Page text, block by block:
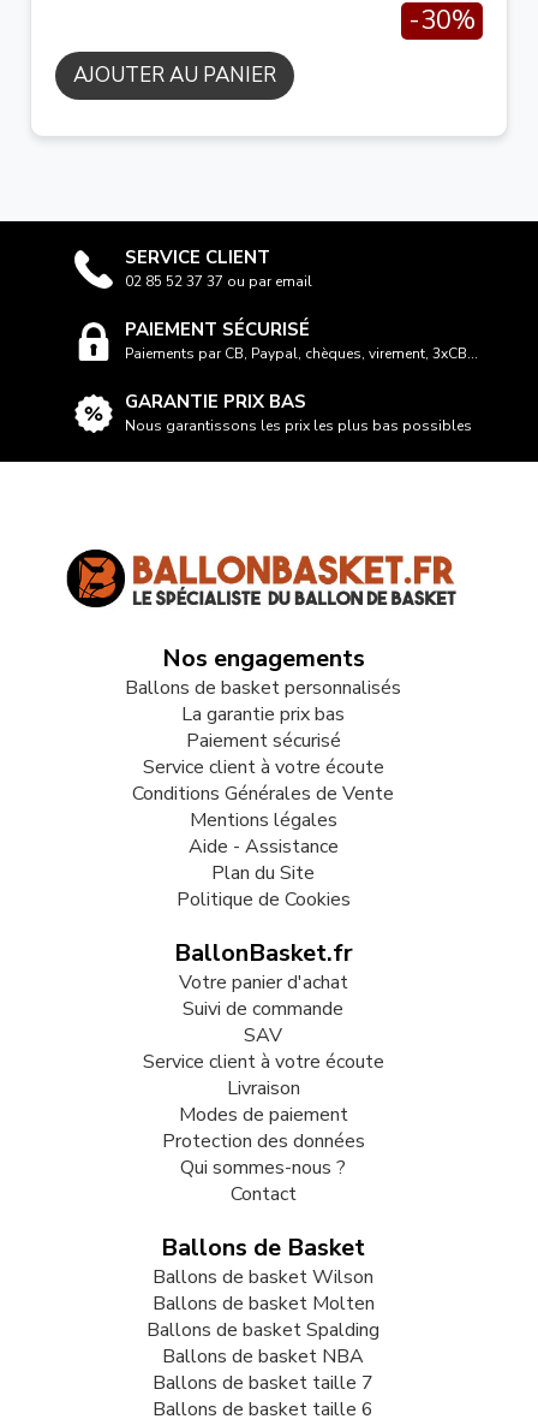
-30%
AJOUTER AU PANIER
SERVICE CLIENT
02 85 52 37 37 ou par email
PAIEMENT SÉCURISÉ
Paiements par CB, Paypal, chèques, virement, 3xCB...
GARANTIE PRIX BAS
Nous garantissons les prix les plus bas possibles
Nos engagements
Ballons de basket personnalisés
La garantie prix bas
Paiement sécurisé
Service client à votre écoute
Conditions Générales de Vente
Mentions légales
Aide - Assistance
Plan du Site
Politique de Cookies
BallonBasket.fr
Votre panier d'achat
Suivi de commande
SAV
Service client à votre écoute
Livraison
Modes de paiement
Protection des données
Qui sommes-nous ?
Contact
Ballons de Basket
Ballons de basket Wilson
Ballons de basket Molten
Ballons de basket Spalding
Ballons de basket NBA
Ballons de basket taille 7
Ballons de basket taille 6